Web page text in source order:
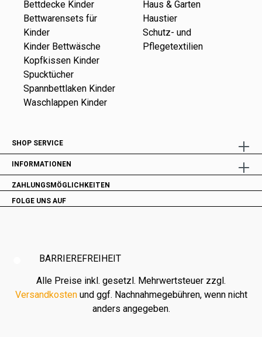
Bettdecke Kinder
Bettwarensets für
Kinder
Kinder Bettwäsche
Kopfkissen Kinder
Spucktücher
Spannbettlaken Kinder
Waschlappen Kinder
Haus & Garten
Haustier
Schutz- und
Pflegetextilien
SHOP SERVICE
INFORMATIONEN
ZAHLUNGSMÖGLICHKEITEN
FOLGE UNS AUF
BARRIEREFREIHEIT
Alle Preise inkl. gesetzl. Mehrwertsteuer zzgl.
Versandkostenund ggf. Nachnahmegebühren, wenn nicht
anders angegeben.